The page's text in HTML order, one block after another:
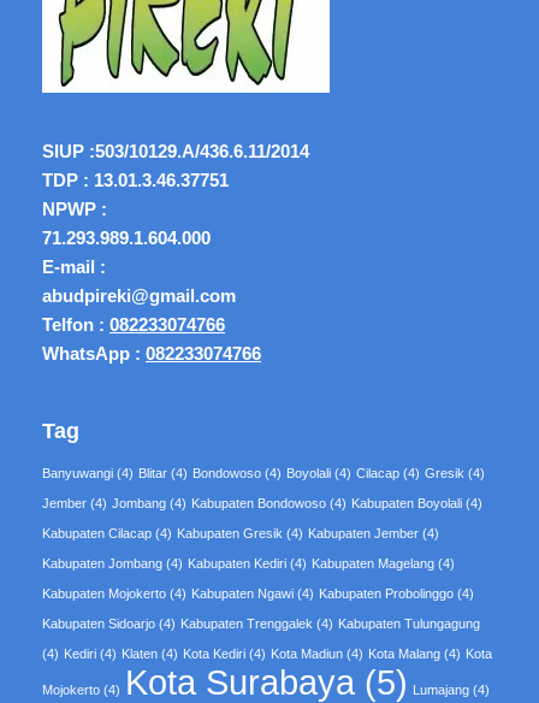
SIUP :503/10129.A/436.6.11/2014
TDP : 13.01.3.46.37751
NPWP :
71.293.989.1.604.000
E-mail :
abudpireki@gmail.com
Telfon : 082233074766
WhatsApp : 082233074766
Tag
Banyuwangi (4) Blitar (4) Bondowoso (4) Boyolali (4) Cilacap (4) Gresik (4)
Jember (4) Jombang (4) Kabupaten Bondowoso (4) Kabupaten Boyolali (4)
Kabupaten Cilacap (4) Kabupaten Gresik (4) Kabupaten Jember (4)
Kabupaten Jombang (4) Kabupaten Kediri (4) Kabupaten Magelang (4)
Kabupaten Mojokerto (4) Kabupaten Ngawi (4) Kabupaten Probolinggo (4)
Kabupaten Sidoarjo (4) Kabupaten Trenggalek (4) Kabupaten Tulungagung
(4) Kediri (4) Klaten (4) Kota Kediri (4) Kota Madiun (4) Kota Malang (4) Kota
Mojokerto (4) Kota Surabaya (5) Lumajang (4)